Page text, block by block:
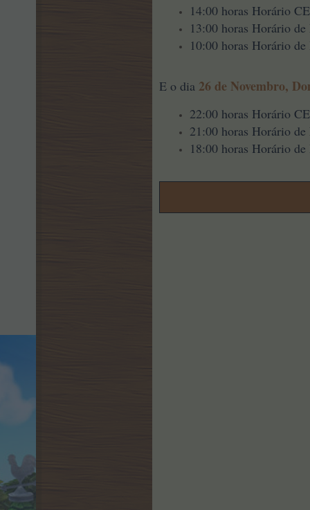
14:00 horas Horário
13:00 horas Horário de
10:00 horas Horário
E o dia 26 de Novembro,
22:00 horas Horário
21:00 horas Horário
18:00 horas Horário